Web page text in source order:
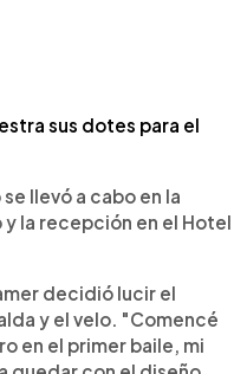
sus dotes para el
llevó a cabo en la
la recepción en el Hotel
decidió lucir el
y el velo. "Comencé
en el primer baile, mi